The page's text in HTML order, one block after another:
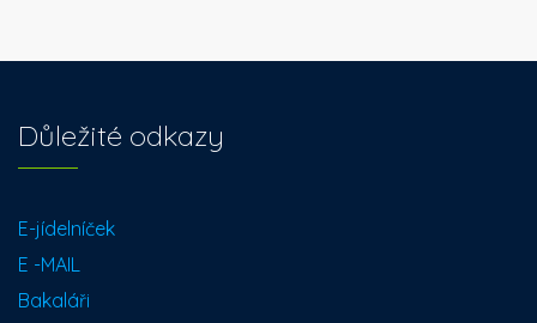
Důležité odkazy
E-jídelníček
E -MAIL
Bakaláři